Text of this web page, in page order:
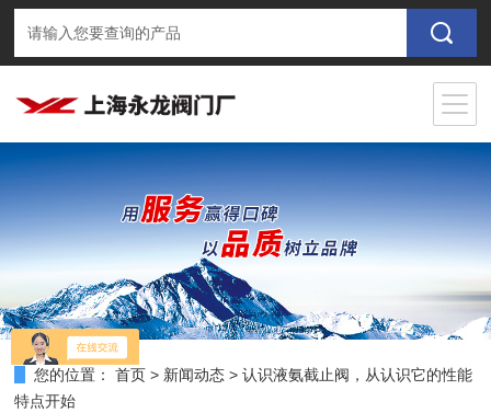
您的位置： 首页 > 新闻动态 >认识液氨截止阀，从认识它的性能
特点开始